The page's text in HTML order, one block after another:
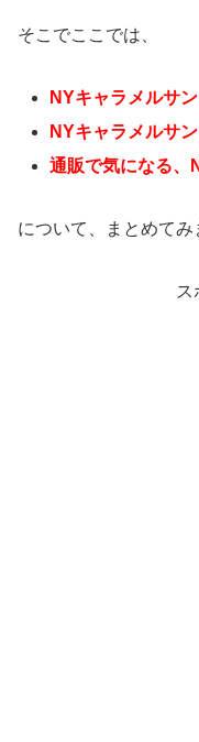
そこでここでは、
NYキャラメルサ
NYキャラメルサ
通販で気になる、
について、まとめてみ
ス